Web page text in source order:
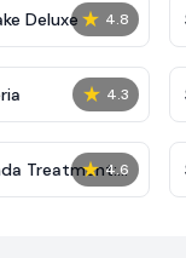
★ 4.8
Deluxe
★ 4.3
★ 4.6
Treatment: